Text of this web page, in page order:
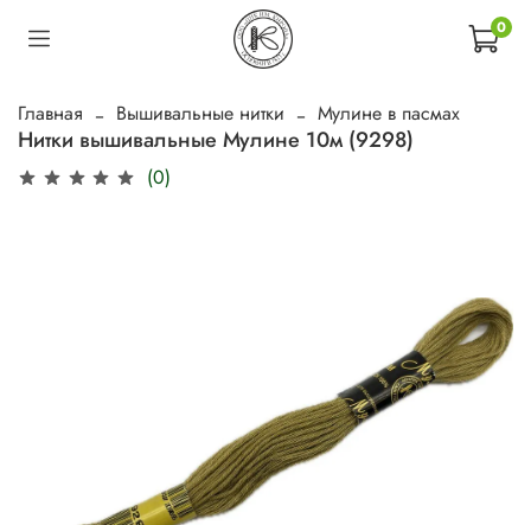
0
Главная Вышивальные нитки Мулине в пасмах
Нитки вышивальные Мулине 10м (9298)
(0)